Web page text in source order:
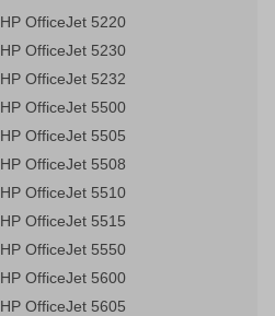
HP OfficeJet 5220
HP OfficeJet 5230
HP OfficeJet 5232
HP OfficeJet 5500
HP OfficeJet 5505
HP OfficeJet 5508
HP OfficeJet 5510
HP OfficeJet 5515
HP OfficeJet 5550
HP OfficeJet 5600
HP OfficeJet 5605